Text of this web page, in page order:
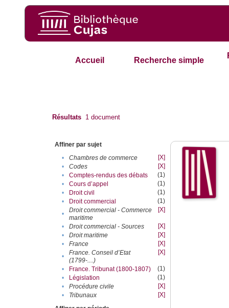
Accueil Recherche simple
Résultats 1 document
Affiner par sujet
•
Chambres de commerce
[X]
•
Codes
[X]
•
Comptes-rendus des débats
(1)
•
Cours d’appel
(1)
•
Droit civil
(1)
•
Droit commercial
(1)
•
Droit commercial - Commerce
maritime
[X]
• Droit commercial - Sources
[X]
•
Droit maritime
[X]
•
France
[X]
•
France. Conseil d’Etat
(1799-....)
[X]
• France. Tribunat (1800-1807)
(1)
•
Législation
(1)
•
Procédure civile
[X]
•
Tribunaux
[X]